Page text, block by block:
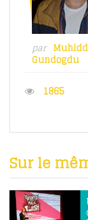
par
Gundogdu
1865
Sur le